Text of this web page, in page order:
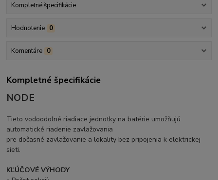
Kompletné špecifikácie
Hodnotenie 0
Komentáre 0
Kompletné špecifikácie
NODE
Tieto vodoodolné riadiace jednotky na batérie umožňujú
automatické riadenie zavlažovania
pre dočasné zavlažovanie a lokality bez pripojenia k elektrickej
sieti.
KĽÚČOVÉ VÝHODY